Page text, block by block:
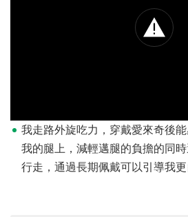
我走路外旋吃力，穿戴愛來奇後
我的腿上，減輕邁腿的負擔的同
行走，通過長期佩戴可以引導我更